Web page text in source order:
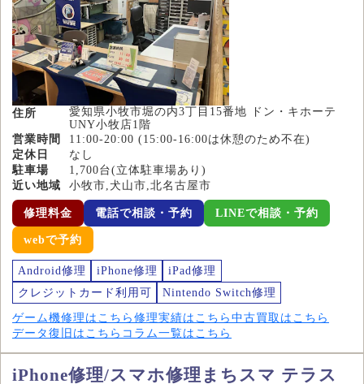
住所
愛知県小牧市堀の内3丁目15番地 ドン・キホーテ
UNY小牧店1階
営業時間
11:00-20:00 (15:00-16:00は休憩のため不在)
定休日
なし
駐車場
1,700台(立体駐車場あり)
近い地域
小牧市,犬山市,北名古屋市
修理料金 電話で相談・予約 LINEで相談・予約
webで予約
Android修理 iPhone修理
iPad修理
クレジットカード利用可
Nintendo Switch修理
ゲーム機修理はこちら 修理実績はこちら 中古買取はこちら
データ復旧はこちら コラム一覧はこちら
iPhone修理/スマホ修理まちスマ テラス